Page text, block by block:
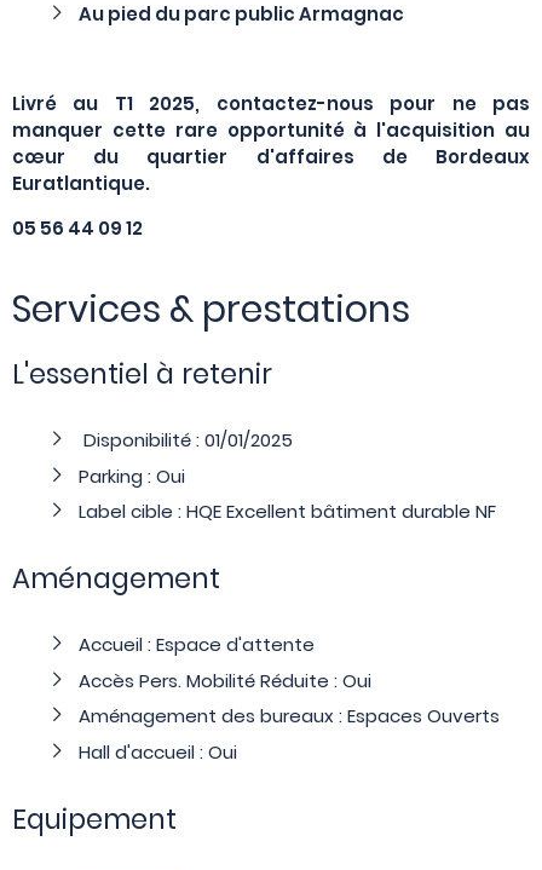
Au pied du parc public Armagnac
Livré au T1 2025, contactez-nous pour ne pas
manquer cette rare opportunité à l'acquisition au
cœur du quartier d'affaires de Bordeaux
Euratlantique.
05 56 44 09 12
Services & prestations
L'essentiel à retenir
Disponibilité : 01/01/2025
Parking : Oui
Label cible : HQE Excellent bâtiment durable NF
Aménagement
Accueil : Espace d'attente
Accès Pers. Mobilité Réduite : Oui
Aménagement des bureaux : Espaces Ouverts
Hall d'accueil : Oui
Equipement